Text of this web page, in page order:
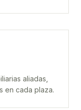
aliadas,
en cada plaza.